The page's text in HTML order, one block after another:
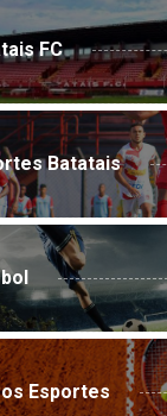
FC
Batatais
Esportes